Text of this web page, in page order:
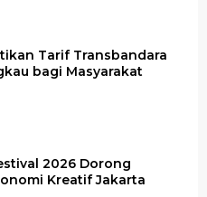
Tarif Transbandara
bagi Masyarakat
2026 Dorong
Kreatif Jakarta